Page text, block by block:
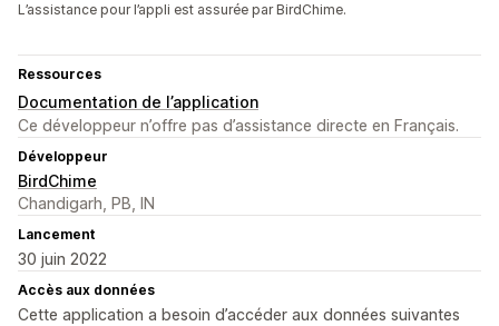
L’assistance pour l’appli est assurée par BirdChime.
Ressources
Documentation de l’application
Ce développeur n’offre pas d’assistance directe en Français.
Développeur
BirdChime
Chandigarh, PB, IN
Lancement
30 juin 2022
Accès aux données
Cette application a besoin d’accéder aux données suivantes